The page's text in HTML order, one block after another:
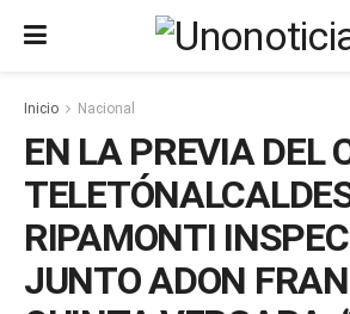
Inicio Nacional
EN LA PREVIA DEL
RIPAMONTI
JUNTO ADON